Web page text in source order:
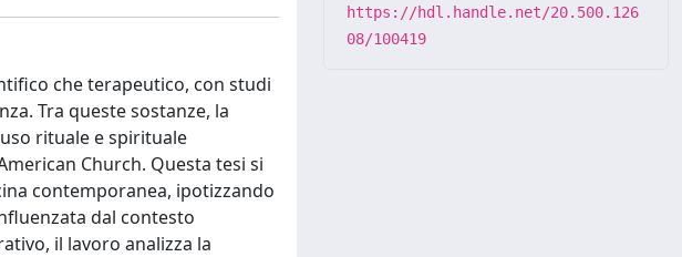
che terapeutico, con studi
Tra queste sostanze, la
rituale e spirituale
Church. Questa tesi si
contemporanea, ipotizzando
dal contesto
il lavoro analizza la
https://hdl.handle.net/20.500.126
08/100419